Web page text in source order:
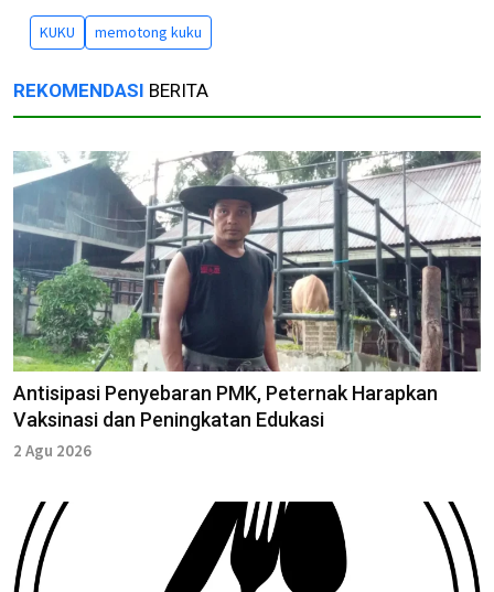
KUKU memotong kuku
REKOMENDASI BERITA
Antisipasi Penyebaran PMK, Peternak Harapkan
Vaksinasi dan Peningkatan Edukasi
2 Agu 2026